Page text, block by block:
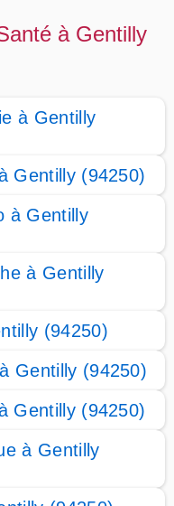
à Gentilly
à Gentilly
Gentilly (94250)
à Gentilly
à Gentilly
(94250)
Gentilly (94250)
Gentilly (94250)
à Gentilly